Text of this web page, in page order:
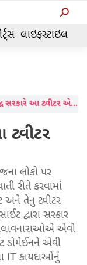
લાઇફસ્ટાઇલ
IT Act: કેમ કેન્દ્ર સરકારે આ ટ્વીટર એકાઉન્ટ બંધ કરાવ્યું?
ટ્વીટર
લોકો પર
રીતે કરવામાં
અને તેનુ ટ્વીટર
દ્વારા સરકાર
એવો
ડોમેઈનને એવી
IT કાયદાઓનું